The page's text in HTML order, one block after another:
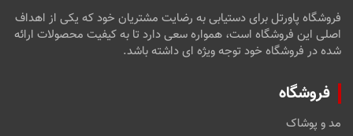
فروشگاه پاورتل برای دستیابی به رضایت مشتریان خود که یکی از اهداف
اصلی این فروشگاه است، همواره سعی دارد تا به کیفیت محصولات ارائه
شده در فروشگاه خود توجه ویژه ای داشته باشد.
فروشگاه
مد و پوشاک